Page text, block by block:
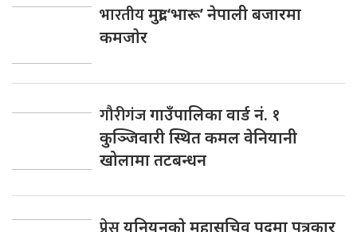
भारतीयमुद्रा ‘भारू’ नेपाली बजारमा
कमजाेर
गौरीगंजगाउँपालिका वार्ड नं. १
कुञ्जिवारी स्थित कमल वेनियानी
खोलामा तटबन्धन
युनियनकाे महासचिव पदमा पत्रकार